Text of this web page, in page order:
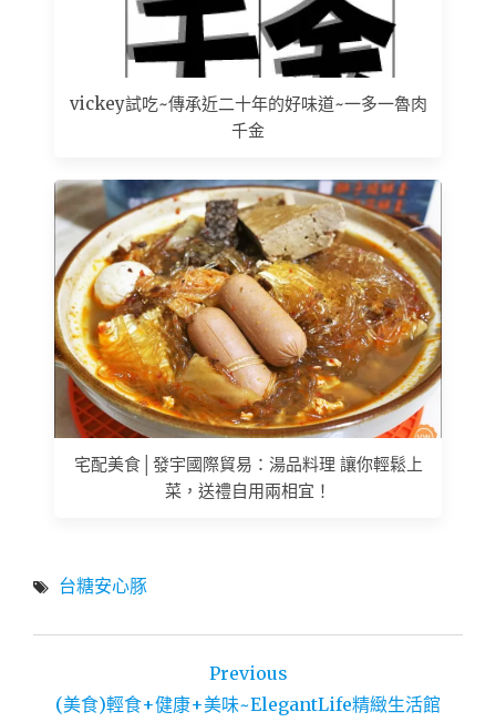
vickey試吃~傳承近二十年的好味道~一多一魯肉
千金
宅配美食│發宇國際貿易：湯品料理 讓你輕鬆上
菜，送禮自用兩相宜！
台糖安心豚
章
Previous
(美食)輕食+健康+美味~ElegantLife精緻生活館